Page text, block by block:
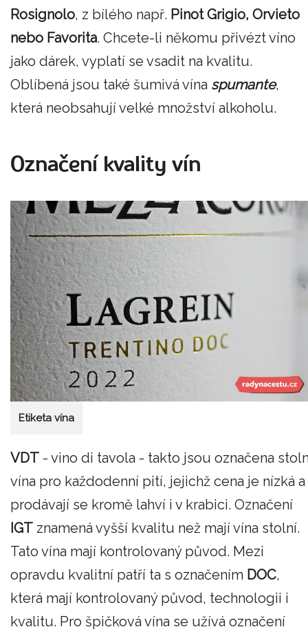
Rosignolo, z bílého např. Pinot Grigio, Orvieto
nebo Favorita. Chcete-li někomu přivézt víno
jako dárek, vyplatí se vsadit na kvalitu.
Oblíbená jsou také šumivá vína spumante,
která neobsahují velké množství alkoholu.
Označení kvality vín
Etiketa vína
VDT - vino di tavola - takto jsou označena
vína pro každodenní pití, jejichž cena je nízká a
prodávají se kromě lahví i v krabici. Označení
IGT znamená vyšší kvalitu než mají vína stolní.
Tato vína mají kontrolovaný původ. Mezi
opravdu kvalitní patří ta s označením DOC,
která mají kontrolovaný původ, technologii i
kvalitu. Pro špičková vína se užívá označení